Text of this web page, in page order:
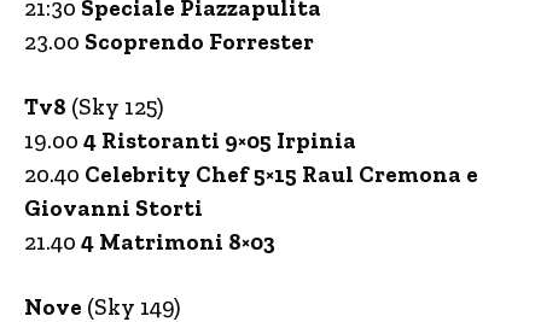
21:30 Speciale Piazzapulita
23.00 Scoprendo Forrester
Tv8 (Sky 125)
19.00 4 Ristoranti 9×05 Irpinia
20.40 Celebrity Chef 5×15 Raul Cremona e
Giovanni Storti
21.40 4 Matrimoni 8×03
Nove (Sky 149)